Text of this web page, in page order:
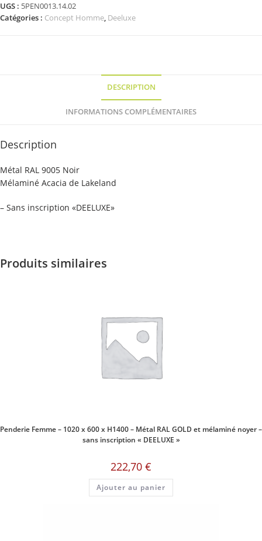
-
1020
et
Acacia
de
UGS : 5PEN0013.14.02
Catégories : Concept Homme, Deeluxe
DESCRIPTION
INFORMATIONS COMPLÉMENTAIRES
Description
Métal RAL 9005 Noir
Mélaminé Acacia de Lakeland
– Sans inscription «DEELUXE»
Produits similaires
Penderie Femme – 1020 x 600 x H1400 – Métal RAL GOLD et mélaminé noyer –
sans inscription « DEELUXE »
222,70 €
Ajouter au panier